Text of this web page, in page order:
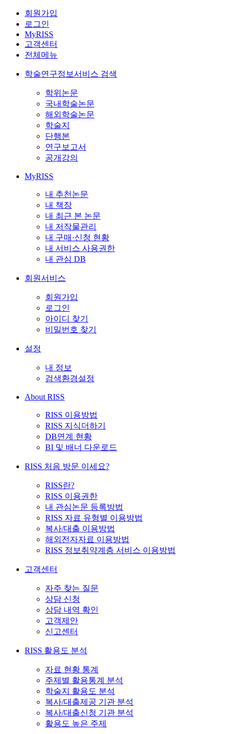
회원가입
로그인
MyRISS
고객센터
전체메뉴
학술연구정보서비스 검색
학위논문
국내학술논문
해외학술논문
학술지
단행본
연구보고서
공개강의
MyRISS
내 추천논문
내 책장
내 최근 본 논문
내 저작물관리
내 구매·신청 현황
내 서비스 사용권한
내 관심 DB
회원서비스
회원가입
로그인
아이디 찾기
비밀번호 찾기
설정
내 정보
검색환경설정
About RISS
RISS 이용방법
RISS 지식더하기
DB연계 현황
BI 및 배너 다운로드
RISS 처음 방문 이세요?
RISS란?
RISS 이용권한
내 관심논문 등록방법
RISS 자료 유형별 이용방법
복사/대출 이용방법
해외전자자료 이용방법
RISS 정보취약계층 서비스 이용방법
고객센터
자주 찾는 질문
상담 신청
상담 내역 확인
고객제안
신고센터
RISS 활용도 분석
자료 현황 통계
주제별 활용통계 분석
학술지 활용도 분석
복사/대출제공 기관 분석
복사/대출신청 기관 분석
활용도 높은 주제